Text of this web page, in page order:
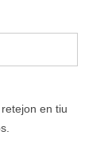
en tiu